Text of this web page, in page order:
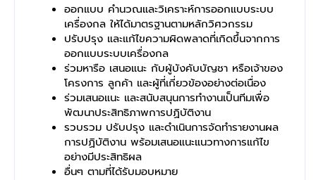
ออกแบบ คำนวณและวิเคราะห์การออกแบบระบบ
เครื่องกล ให้ได้มาตรฐานตามหลักวิศวกรรม
ปรับปรุง และแก้ไขความผิดพลาดที่เกิดขึ้นจากการ
ออกแบบระบบเครื่องกล
ร่วมหารือ เสนอแนะ กับผู้บังคับบัญชา หรือเจ้าของ
โครงการ ลูกค้า และผู้ที่เกี่ยวข้องอย่างต่อเนื่อง
ร่วมเสนอแนะ และสนับสนุนการทำงานเป็นทีมเพื่อ
พัฒนาประสิทธิภาพการปฏิบัติงาน
รวบรวม ปรับปรุง และดำเนินการจัดทำรายงานผล
การปฏิบัติงาน พร้อมเสนอแนะแนวทางการแก้ไข
อย่างมีประสิทธิผล
อื่นๆ ตามที่ได้รับมอบหมาย